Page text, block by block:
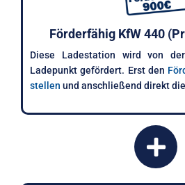
Förderfähig KfW 440
Diese Ladestation wird von
Ladepunkt gefördert. Erst den
stellen und anschließend direkt